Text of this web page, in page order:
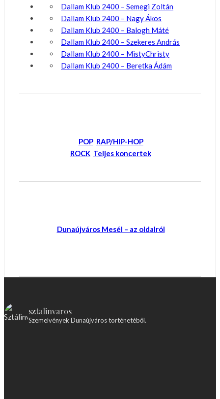
Dallam Klub 2400 – Semegi Zoltán
Dallam Klub 2400 – Nagy Ákos
Dallam Klub 2400 – Balogh Máté
Dallam Klub 2400 – Szekeres András
Dallam Klub 2400 – MistyChristy
Dallam Klub 2400 – Beretka Ádám
POP RAP/HIP-HOP
ROCK Teljes koncertek
Dunaújváros Mesél – az oldalról
sztalinvaros
Szemelvények Dunaújváros történetéből.